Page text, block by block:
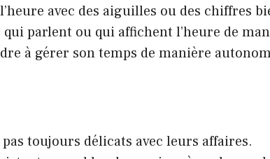
avec des aiguilles ou des chiffres
parlent ou qui affichent l’heure de
à gérer son temps de manière
toujours délicats avec leurs affaires.